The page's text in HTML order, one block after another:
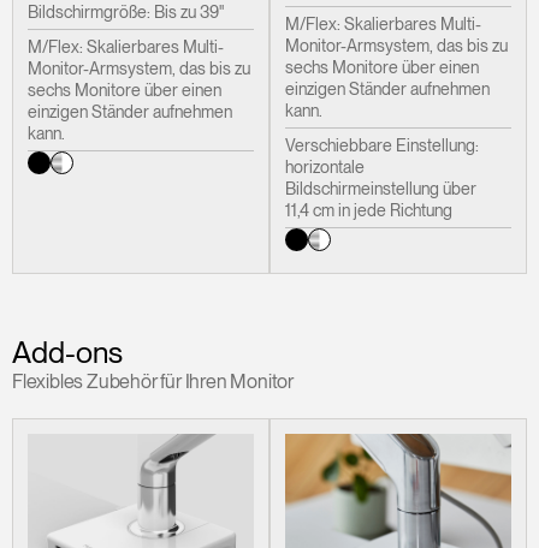
Bildschirmgröße: Bis zu 39"
M/Flex: Skalierbares Multi-
Monitor-Armsystem, das bis zu
sechs Monitore über einen
einzigen Ständer aufnehmen
kann.
M/Flex: Skalierbares Multi-
Monitor-Armsystem, das bis zu
sechs Monitore über einen
einzigen Ständer aufnehmen
kann.
Verschiebbare Einstellung:
horizontale
Bildschirmeinstellung über
11,4 cm in jede Richtung
Add-ons
Flexibles Zubehör für Ihren Monitor